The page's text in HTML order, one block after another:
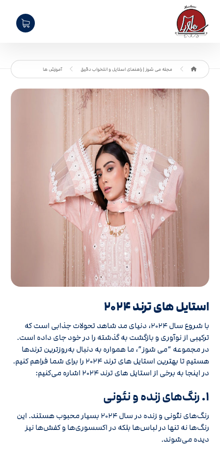
مجله می شوز | راهنمای استایل و انتخواب دقیق آموزش ها
استایل های ترند 2024
با شروع سال 2024، دنیای مد شاهد تحولات جذابی است که
ترکیبی از نوآوری و بازگشت به گذشته را در خود جای داده است.
در مجموعه “می شوز”، ما همواره به دنبال به‌روزترین ترندها
هستیم تا بهترین استایل های ترند 2024 را برای شما فراهم کنیم.
در اینجا به برخی از استایل‌ های ترند 2024 اشاره می‌کنیم:
1. رنگ‌های زنده و نئونی
رنگ‌های نئونی و زنده در سال 2024 بسیار محبوب هستند. این
رنگ‌ها نه تنها در لباس‌ها بلکه در اکسسوری‌ها و کفش‌ها نیز
دیده می‌شوند.